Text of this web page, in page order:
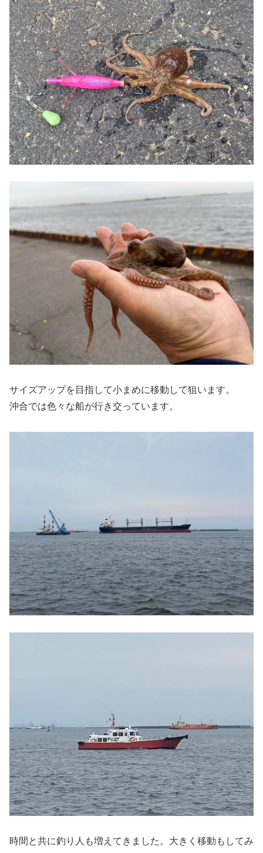
サイズアップを目指して小まめに移動して狙います。
沖合では色々な船が行き交っています。
時間と共に釣り人も増えてきました。大きく移動もしてみ